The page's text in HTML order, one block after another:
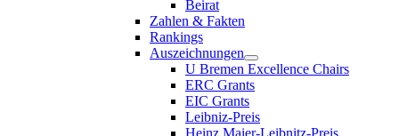
Beirat
Zahlen & Fakten
Rankings
Auszeichnungen
U Bremen Excellence Chairs
ERC Grants
EIC Grants
Leibniz-Preis
Heinz Maier-Leibnitz-Preis